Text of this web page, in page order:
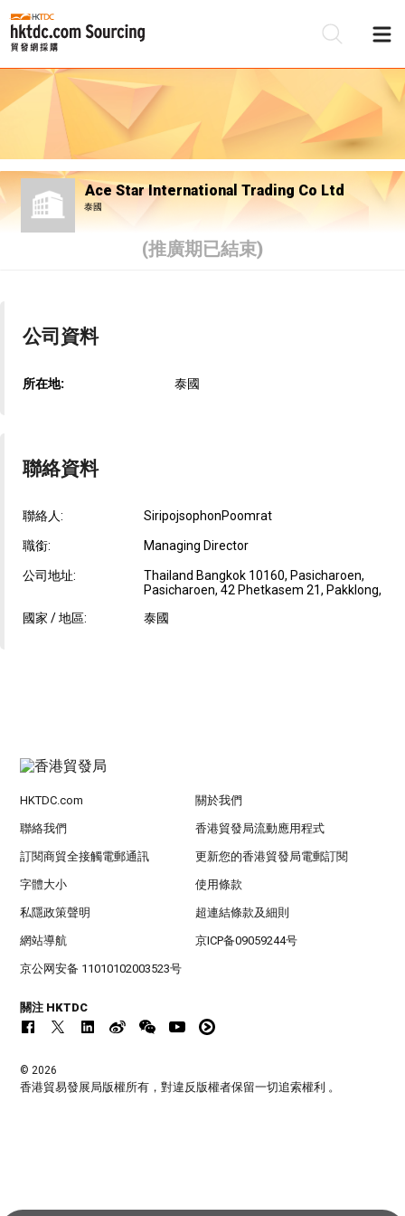
Ace Star International Trading Co Ltd
泰國
(推廣期已結束)
公司資料
所在地: 泰國
聯絡資料
聯絡人: SiripojsophonPoomrat
職銜: Managing Director
公司地址:
Thailand Bangkok 10160, Pasicharoen,
Pasicharoen, 42 Phetkasem 21, Pakklong,
國家 / 地區:
泰國
HKTDC.com 關於我們
聯絡我們 香港貿發局流動應用程式
訂閱商貿全接觸電郵通訊 更新您的香港貿發局電郵訂閱
字體大小 使用條款
私隱政策聲明 超連結條款及細則
網站導航 京ICP备09059244号
京公网安备 11010102003523号
關注 HKTDC
© 2026
香港貿易發展局版權所有，對違反版權者保留一切追索權利 。